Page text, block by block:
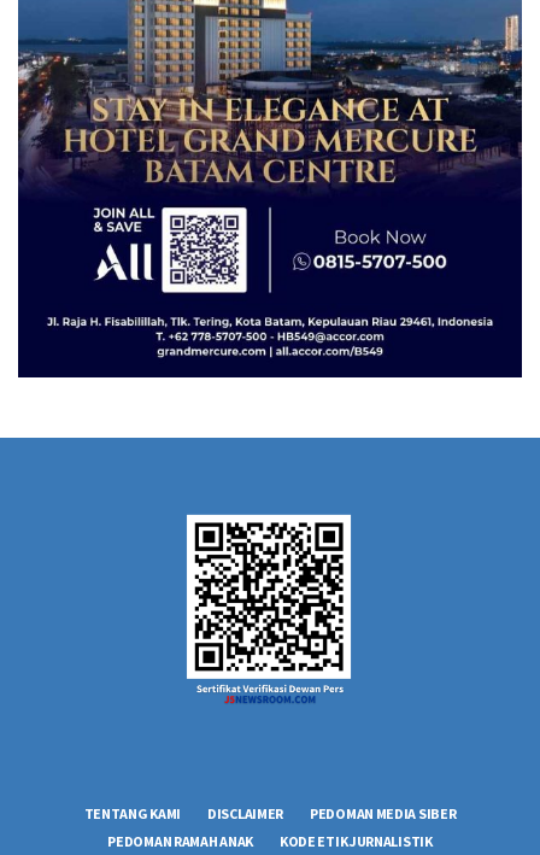
TENTANG KAMI DISCLAIMER
PEDOMAN MEDIA SIBER
PEDOMAN RAMAH ANAK
KODE ETIK JURNALISTIK